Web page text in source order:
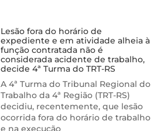
Lesão fora do horário de
expediente e em atividade alheia à
função contratada não é
considerada acidente de trabalho,
decide 4ª Turma do TRT-RS
A 4ª Turma do Tribunal Regional do
Trabalho da 4ª Região (TRT-RS)
decidiu, recentemente, que lesão
ocorrida fora do horário de trabalho
e na execução